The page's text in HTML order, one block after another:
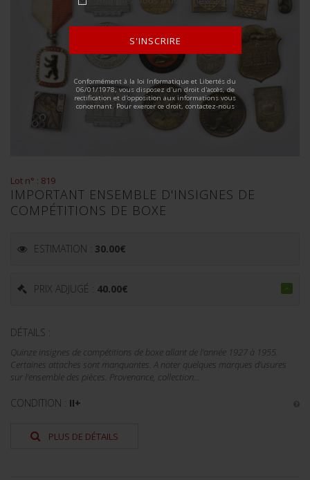
S'INSCRIRE
ALTERNATIVE:
Conformément à la loi Informatique et Libertés du
06/01/1978, vous disposez d'un droit d'accès, de
rectification et d'opposition aux informations vous
concernant. Pour exercer ce droit, contactez-nous
Lot n° : 819
IMPORTANT ENSEMBLE D'INSIGNES DE
COMPÉTITIONS DE BOXE
ESTIMATION : 30.00€
PRIX ADJUGÉ : 40.00€
DÉTAILS :
Quinze insignes de compétitions de boxe allant de l'année 1927 à 1955.
Certaines attaches sont manquantes. A noter quelques marques d'usures
sur l'ensemble des pièces. Provenance, collection...
CONDITION : II+
PLUS DE DÉTAILS